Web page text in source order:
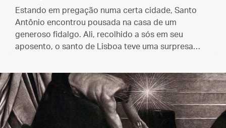
Estando em pregação numa certa cidade, Santo
Antônio encontrou pousada na casa de um
generoso fidalgo. Ali, recolhido a sós em seu
aposento, o santo de Lisboa teve uma surpresa…